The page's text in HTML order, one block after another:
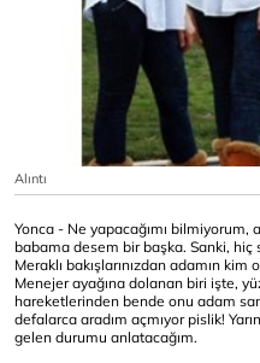
Alıntı
Yonca - Ne yapacağımı
babama desem bir başka. Sanki, hiç
Meraklı bakışlarınızdan adamın
Menejer ayağına dolanan biri işte,
hareketlerinden bende onu adam
defalarca aradım açmıyor pislik!
gelen durumu anlatacağım.